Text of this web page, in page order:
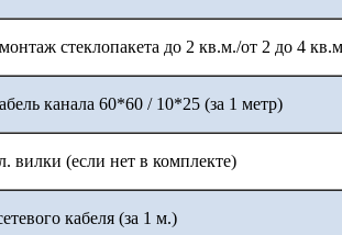
стеклопакета до 2 кв.м./от 2 до 4
канала 60*60 / 10*25 (за 1 метр)
вилки (если нет в комплекте)
кабеля (за 1 м.)